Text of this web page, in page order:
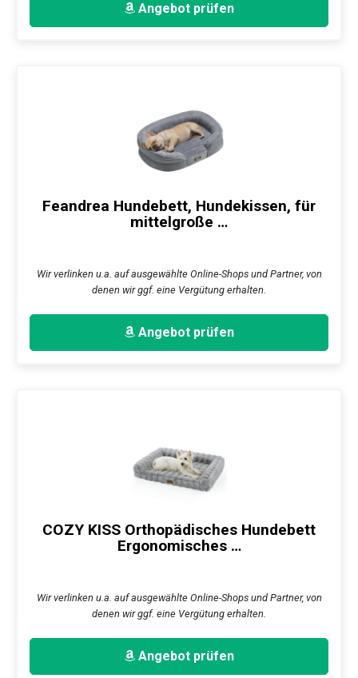
Angebot prüfen
Feandrea Hundebett, Hundekissen, für
mittelgroße …
Wir verlinken u.a. auf ausgewählte Online-Shops und Partner, von
denen wir ggf. eine Vergütung erhalten.
Angebot prüfen
COZY KISS Orthopädisches Hundebett
Ergonomisches …
Wir verlinken u.a. auf ausgewählte Online-Shops und Partner, von
denen wir ggf. eine Vergütung erhalten.
Angebot prüfen